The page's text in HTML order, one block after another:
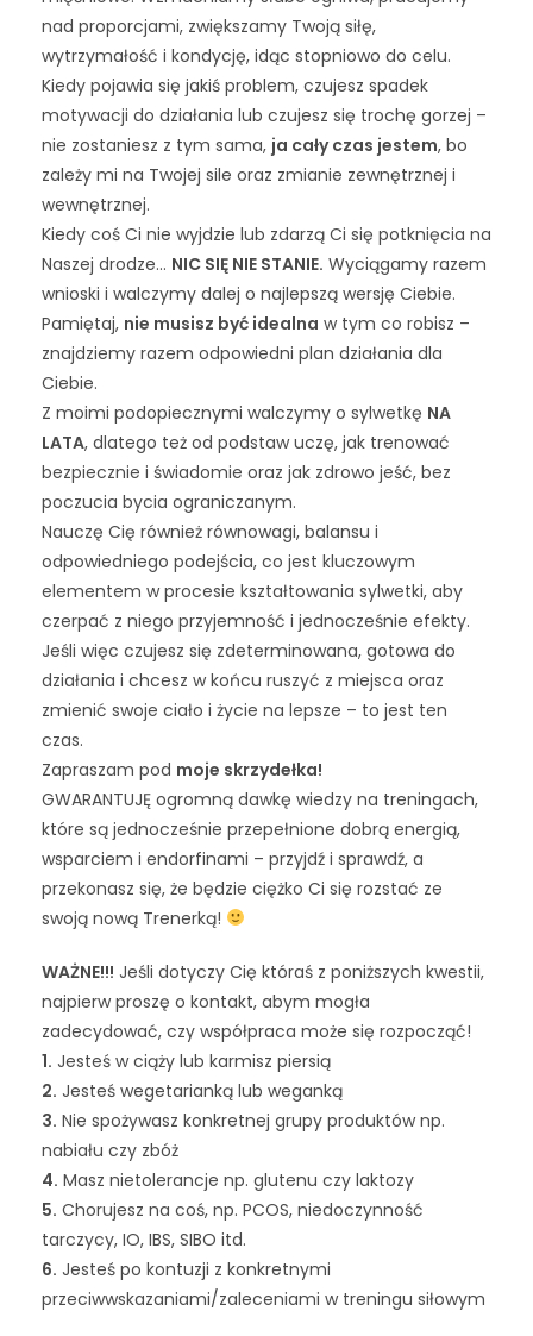
nad proporcjami, zwiększamy Twoją siłę,
wytrzymałość i kondycję, idąc stopniowo do celu.
Kiedy pojawia się jakiś problem, czujesz spadek
motywacji do działania lub czujesz się trochę gorzej –
nie zostaniesz z tym sama, ja cały czas jestem, bo
zależy mi na Twojej sile oraz zmianie zewnętrznej i
wewnętrznej.
Kiedy coś Ci nie wyjdzie lub zdarzą Ci się potknięcia na
Naszej drodze… NIC SIĘ NIE STANIE. Wyciągamy razem
wnioski i walczymy dalej o najlepszą wersję Ciebie.
Pamiętaj, nie musisz być idealna w tym co robisz –
znajdziemy razem odpowiedni plan działania dla
Ciebie.
Z moimi podopiecznymi walczymy o sylwetkę NA
LATA, dlatego też od podstaw uczę, jak trenować
bezpiecznie i świadomie oraz jak zdrowo jeść, bez
poczucia bycia ograniczanym.
Nauczę Cię również równowagi, balansu i
odpowiedniego podejścia, co jest kluczowym
elementem w procesie kształtowania sylwetki, aby
czerpać z niego przyjemność i jednocześnie efekty.
Jeśli więc czujesz się zdeterminowana, gotowa do
działania i chcesz w końcu ruszyć z miejsca oraz
zmienić swoje ciało i życie na lepsze – to jest ten
czas.
Zapraszam pod moje skrzydełka!
GWARANTUJĘ ogromną dawkę wiedzy na treningach,
które są jednocześnie przepełnione dobrą energią,
wsparciem i endorfinami – przyjdź i sprawdź, a
przekonasz się, że będzie ciężko Ci się rozstać ze
swoją nową Trenerką!
WAŻNE!!! Jeśli dotyczy Cię któraś z poniższych kwestii,
najpierw proszę o kontakt, abym mogła
zadecydować, czy współpraca może się rozpocząć!
1. Jesteś w ciąży lub karmisz piersią
2. Jesteś wegetarianką lub weganką
3. Nie spożywasz konkretnej grupy produktów np.
nabiału czy zbóż
4. Masz nietolerancje np. glutenu czy laktozy
5. Chorujesz na coś, np. PCOS, niedoczynność
tarczycy, IO, IBS, SIBO itd.
6. Jesteś po kontuzji z konkretnymi
przeciwwskazaniami/zaleceniami w treningu siłowym